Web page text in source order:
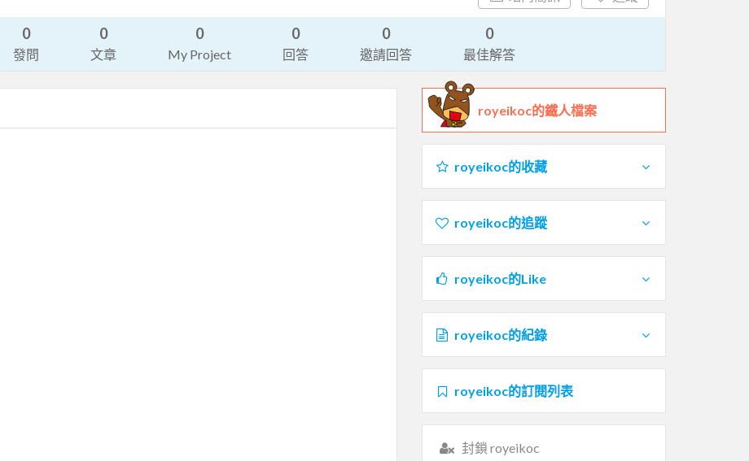
0
發問
0
文章
0
My Project
0
回答
0
邀請回答
0
最佳解答
royeikoc的鐵人檔案
royeikoc的收藏
royeikoc的追蹤
royeikoc的Like
royeikoc的紀錄
royeikoc的訂閱列表
封鎖 royeikoc